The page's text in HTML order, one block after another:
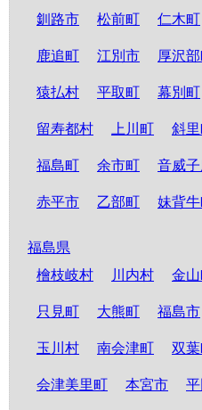
釧路市 松前町 仁木町
鹿追町 江別市 厚沢
猿払村 平取町 幕別町
留寿都村 上川町 斜
福島町 余市町 音威
赤平市 乙部町 妹背
福島県
檜枝岐村
川内村 金
只見町 大熊町 福島市
玉川村 南会津町 双
会津美里町 本宮市